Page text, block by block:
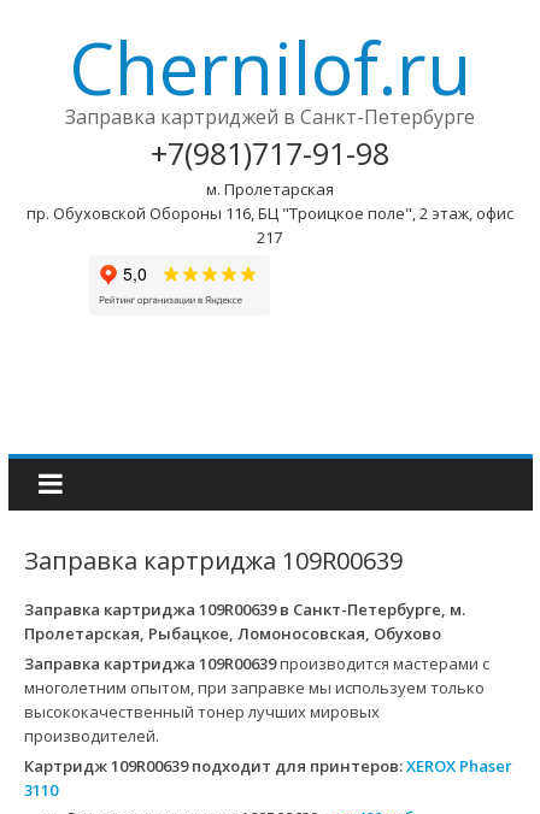
Chernilof.ru
Заправка картриджей в Санкт-Петербурге
+7(981)717-91-98
м. Пролетарская
пр. Обуховской Обороны 116, БЦ "Троицкое поле", 2 этаж, офис
217
Заправка картриджа 109R00639
Заправка картриджа 109R00639 в Санкт-Петербурге, м.
Пролетарская, Рыбацкое, Ломоносовская, Обухово
Заправка картриджа 109R00639производится мастерами с
многолетним опытом, при заправке мы используем только
высококачественный тонер лучших мировых
производителей.
Картридж 109R00639 подходит для принтеров:XEROX Phaser
3110